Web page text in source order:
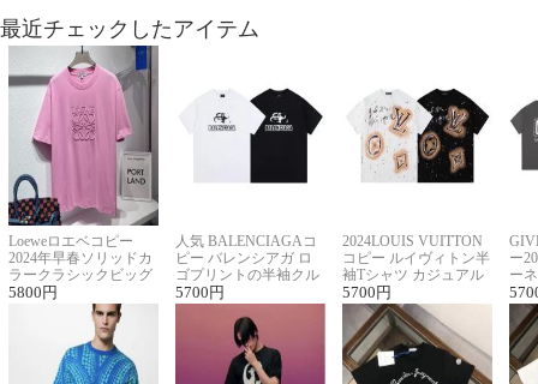
最近チェックしたアイテム
Loeweロエベコピー
2024年早春ソリッドカ
ラークラシックビッグ
ロゴ刺繍Tシャツ
5800 円
人気 BALENCIAGAコ
ピー バレンシアガ ロ
ゴプリントの半袖クル
ーネックTシャツ
5700 円
2024LOUIS VUITTON
コピー ルイヴィトン半
袖Tシャツ カジュアル
に馴染む 2色展開
5700 円
ー
ー
ー